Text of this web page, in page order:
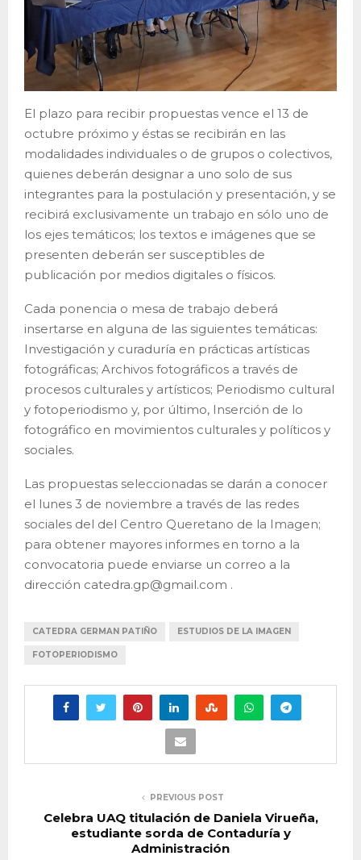
El plazo para recibir propuestas vence el 13 de
octubre próximo y éstas se recibirán en las
modalidades individuales o de grupos o colectivos,
quienes deberán designar a uno solo de sus
integrantes para la postulación y presentación, y se
recibirá exclusivamente un trabajo en sólo uno de
los ejes temáticos; los textos e imágenes que se
presenten deberán ser susceptibles de
publicación por medios digitales o físicos.
Cada ponencia o mesa de trabajo deberá
insertarse en alguna de las siguientes temáticas:
Investigación y curaduría en prácticas artísticas
fotográficas; Archivos fotográficos a través de
procesos culturales y artísticos; Periodismo cultural
y fotoperiodismo y, por último, Inserción de lo
fotográfico en movimientos culturales y políticos y
sociales.
Las propuestas seleccionadas se darán a conocer
el lunes 3 de noviembre a través de las redes
sociales del del Centro Queretano de la Imagen;
para obtener mayores informes en torno a la
convocatoria puede enviarse un correo a la
dirección catedra.gp@gmail.com .
CATEDRA GERMAN PATIÑO ESTUDIOS DE LA IMAGEN
FOTOPERIODISMO
PREVIOUS POST
Celebra UAQ titulación de Daniela Virueña,
estudiante sorda de Contaduría y
Administración